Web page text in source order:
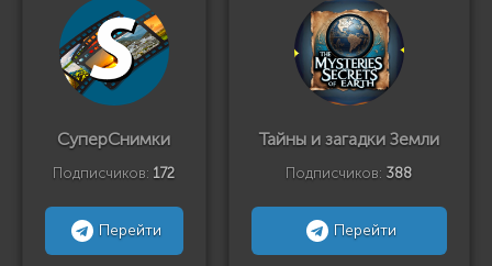
СуперСнимки
Подписчиков: 172
Перейти
Тайны и загадки Земли
Подписчиков: 388
Перейти